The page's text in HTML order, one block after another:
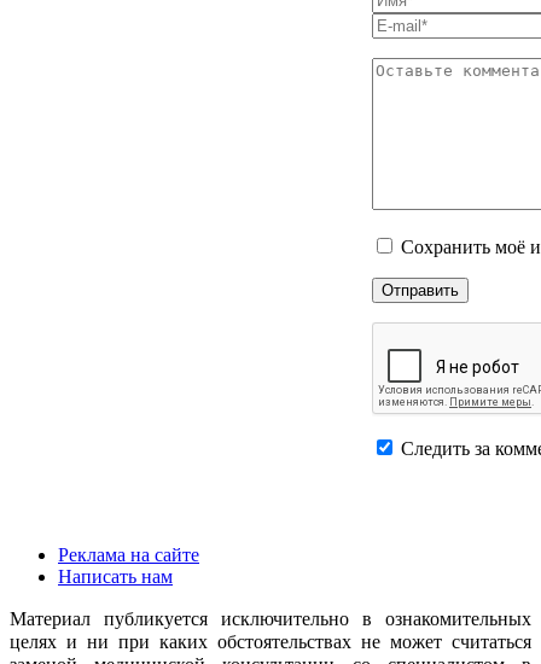
Сохранить моё
Следить за
Реклама на сайте
Написать нам
Материал публикуется исключительно в ознакомительных
целях и ни при каких обстоятельствах не может считаться